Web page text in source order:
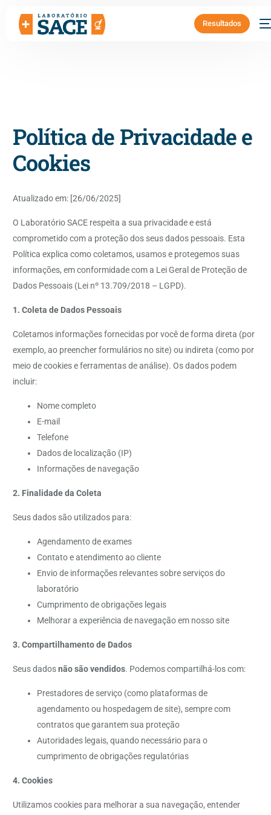
Resultados
Política de Privacidade e
Cookies
Atualizado em: [26/06/2025]
O Laboratório SACE respeita a sua privacidade e está
comprometido com a proteção dos seus dados pessoais. Esta
Política explica como coletamos, usamos e protegemos suas
informações, em conformidade com a Lei Geral de Proteção de
Dados Pessoais (Lei nº 13.709/2018 – LGPD).
1. Coleta de Dados Pessoais
Coletamos informações fornecidas por você de forma direta (por
exemplo, ao preencher formulários no site) ou indireta (como por
meio de cookies e ferramentas de análise). Os dados podem
incluir:
Nome completo
E-mail
Telefone
Dados de localização (IP)
Informações de navegação
2. Finalidade da Coleta
Seus dados são utilizados para:
Agendamento de exames
Contato e atendimento ao cliente
Envio de informações relevantes sobre serviços do
laboratório
Cumprimento de obrigações legais
Melhorar a experiência de navegação em nosso site
3. Compartilhamento de Dados
Seus dadosnão são vendidos. Podemos compartilhá-los com:
Prestadores de serviço (como plataformas de
agendamento ou hospedagem de site), sempre com
contratos que garantem sua proteção
Autoridades legais, quando necessário para o
cumprimento de obrigações regulatórias
4. Cookies
Utilizamos cookies para melhorar a sua navegação, entender